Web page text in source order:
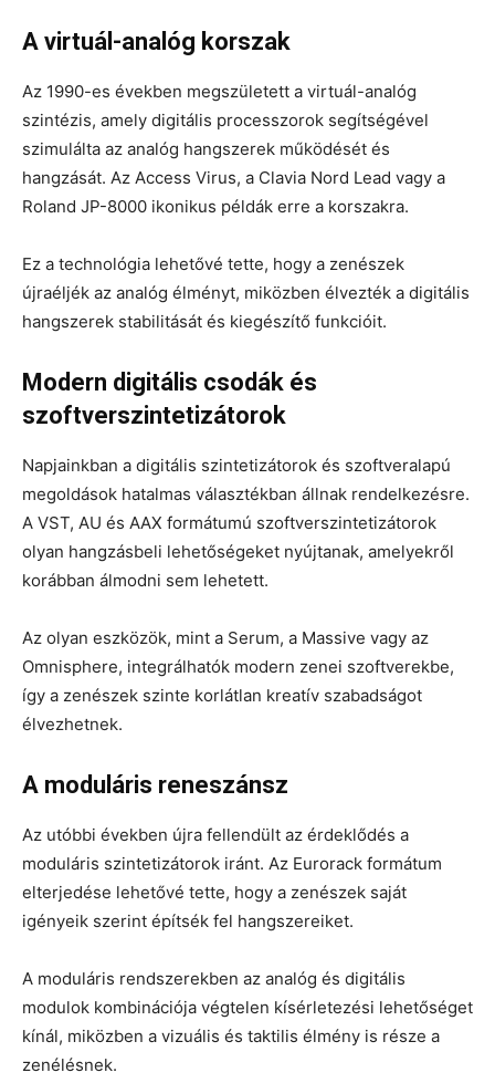
A virtuál-analóg korszak
Az 1990-es években megszületett a virtuál-analóg
szintézis, amely digitális processzorok segítségével
szimulálta az analóg hangszerek működését és
hangzását. Az Access Virus, a Clavia Nord Lead vagy a
Roland JP-8000 ikonikus példák erre a korszakra.
Ez a technológia lehetővé tette, hogy a zenészek
újraéljék az analóg élményt, miközben élvezték a digitális
hangszerek stabilitását és kiegészítő funkcióit.
Modern digitális csodák és
szoftverszintetizátorok
Napjainkban a digitális szintetizátorok és szoftveralapú
megoldások hatalmas választékban állnak rendelkezésre.
A VST, AU és AAX formátumú szoftverszintetizátorok
olyan hangzásbeli lehetőségeket nyújtanak, amelyekről
korábban álmodni sem lehetett.
Az olyan eszközök, mint a Serum, a Massive vagy az
Omnisphere, integrálhatók modern zenei szoftverekbe,
így a zenészek szinte korlátlan kreatív szabadságot
élvezhetnek.
A moduláris reneszánsz
Az utóbbi években újra fellendült az érdeklődés a
moduláris szintetizátorok iránt. Az Eurorack formátum
elterjedése lehetővé tette, hogy a zenészek saját
igényeik szerint építsék fel hangszereiket.
A moduláris rendszerekben az analóg és digitális
modulok kombinációja végtelen kísérletezési lehetőséget
kínál, miközben a vizuális és taktilis élmény is része a
zenélésnek.